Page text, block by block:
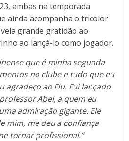
ambas na temporada
ainda acompanha o tricolor
grande gratidão ao
ao lançá-lo como jogador.
que é minha segunda
no clube e tudo que eu
agradeço ao Flu. Fui lançado
Abel, a quem eu
admiração gigante. Ele
mim, me deu a confiança
tornar profissional.”